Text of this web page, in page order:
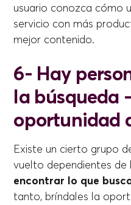
usuario conozca cómo
servicio con más
mejor contenido.
6- Hay
la búsqueda
oportunidad
Existe un cierto grupo
vuelto dependientes de
encontrar lo que
tanto, bríndales la